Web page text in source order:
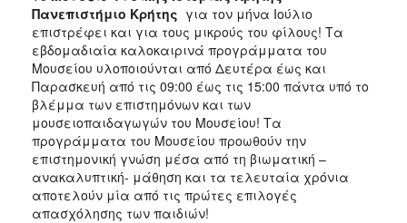
2019
2018
2017
2016
2015
2012
2011
Πανεπιστήμιο Κρήτης για τον μήνα Ιούλιο
επιστρέφει και για τους μικρούς του φίλους! Τα
εβδομαδιαία καλοκαιρινά προγράμματα του
Μουσείου υλοποιούνται από Δευτέρα έως και
Παρασκευή από τις 09:00 έως τις 15:00 πάντα υπό το
βλέμμα των επιστημόνων και των
μουσειοπαιδαγωγών του Μουσείου! Τα
προγράμματα του Μουσείου προωθούν την
επιστημονική γνώση μέσα από τη βιωματική –
ανακαλυπτική- μάθηση και τα τελευταία χρόνια
αποτελούν μία από τις πρώτες επιλογές
απασχόλησης των παιδιών!